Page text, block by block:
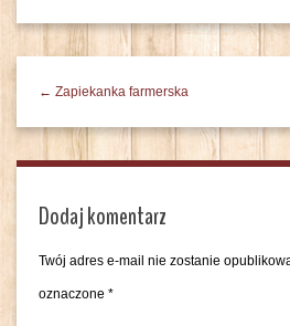
← Zapiekanka farmerska
Dodaj komentarz
Twój adres e-mail nie zostanie
oznaczone *